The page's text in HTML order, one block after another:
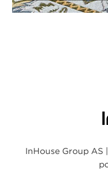
InHouse Group AS